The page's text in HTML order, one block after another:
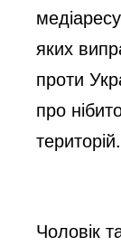
яких
проти
про
територій.
Чоловік